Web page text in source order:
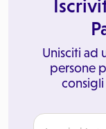
Unisciti ad
persone
consigli